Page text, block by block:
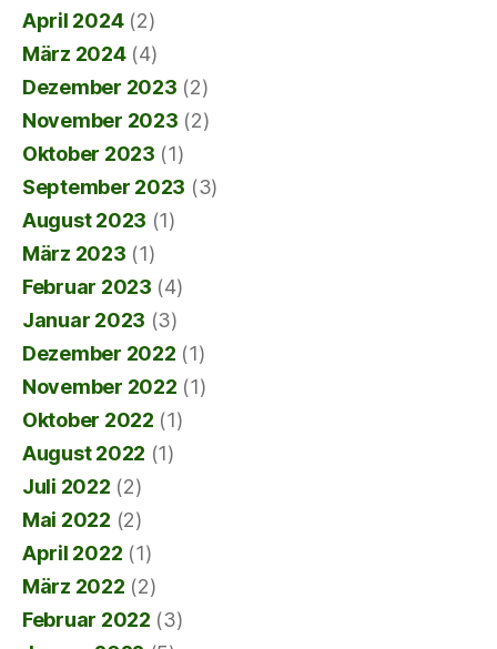
April 2024(2)
März 2024(4)
Dezember 2023 (2)
November 2023 (2)
Oktober 2023 (1)
September 2023 (3)
August 2023 (1)
März 2023 (1)
Februar 2023 (4)
Januar 2023 (3)
Dezember 2022 (1)
November 2022 (1)
Oktober 2022 (1)
August 2022 (1)
Juli 2022 (2)
Mai 2022 (2)
April 2022 (1)
März 2022 (2)
Februar 2022 (3)